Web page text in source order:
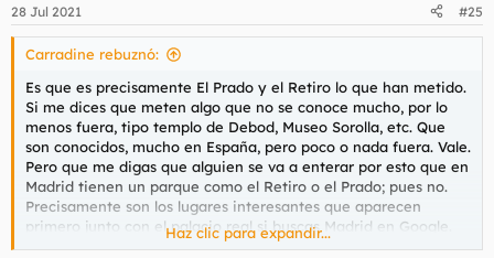
e
s
28 Jul 2021 #25
Carradine rebuznó:
Es que es precisamente El Prado y el Retiro lo que han metido.
Si me dices que meten algo que no se conoce mucho, por lo
menos fuera, tipo templo de Debod, Museo Sorolla, etc. Que
son conocidos, mucho en España, pero poco o nada fuera. Vale.
Pero que me digas que alguien se va a enterar por esto que en
Madrid tienen un parque como el Retiro o el Prado; pues no.
Precisamente son los lugares interesantes que aparecen
primero junto con el palacio real si buscas Madrid en Google.
Dale las vueltas que quieras, la incidencia sigue siendo nula.
Haz clic para expandir...